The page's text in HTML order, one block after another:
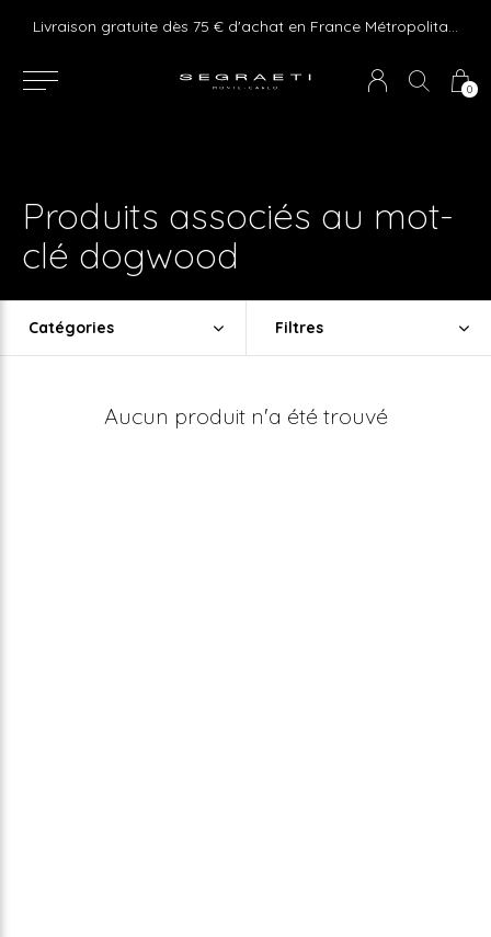
0
Livraison gratuite dès 75 € d'achat en France Métropolitaine et Monaco (hors mobilier)
Produits associés au mot-
clé dogwood
Catégories Filtres
Aucun produit n'a été trouvé